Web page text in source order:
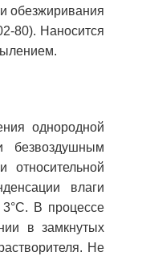
обезжиривания
80). Наносится
однородной
безвоздушным
влаги
В процессе
в замкнутых
Не